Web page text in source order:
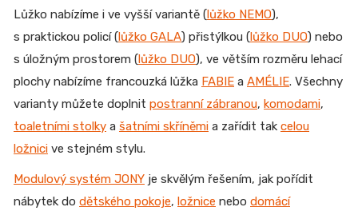
Lůžko nabízíme i ve vyšší variantě (lůžko NEMO),
s praktickou policí (lůžko GALA) přistýlkou (lůžko DUO) nebo
s úložným prostorem (lůžko DUO), ve větším rozměru lehací
plochy nabízíme francouzká lůžka FABIE a AMÉLIE. Všechny
varianty můžete doplnit postranní zábranou, komodami,
toaletními stolky a šatními skříněmi a zařídit tak celou
ložnici ve stejném stylu.
Modulový systém JONY je skvělým řešením, jak pořídit
nábytek do dětského pokoje, ložnice nebo domácí